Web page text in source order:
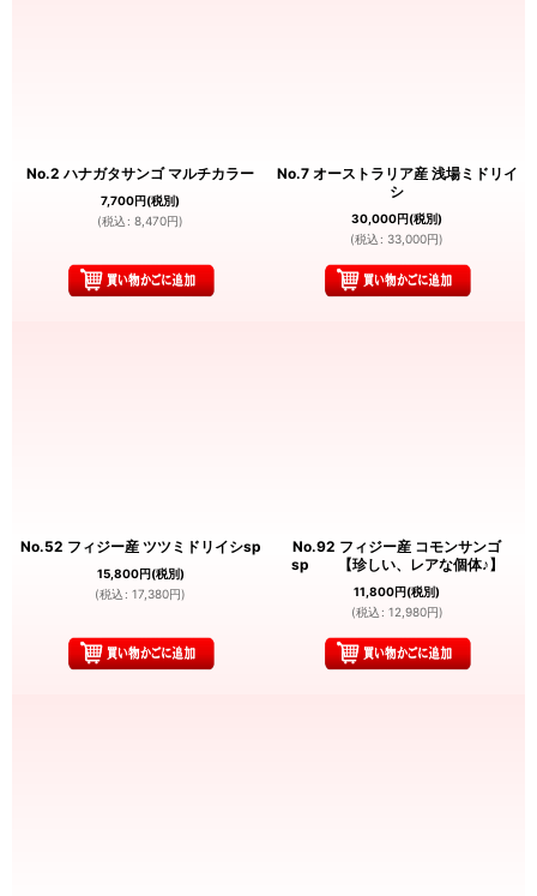
No.2 ハナガタサンゴ マルチカラー
7,700円(税別)
(税込 : 8,470円)
No.7 オーストラリア産 浅場ミドリイ
シ
30,000円(税別)
(税込 : 33,000円)
No.52 フィジー産 ツツミドリイシsp
15,800円(税別)
(税込 : 17,380円)
No.92 フィジー産 コモンサンゴ
sp 【珍しい、レアな個体♪】
11,800円(税別)
(税込 : 12,980円)